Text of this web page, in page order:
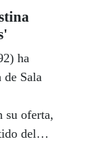
ha
Sala
su oferta,
del